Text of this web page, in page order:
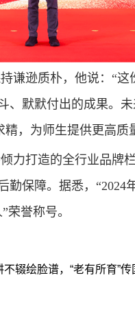
谦逊质朴，他说：“这
、默默付出的成果。
，为师生提供更高
力打造的全行业品牌
保障。据悉，“2024
荣誉称号。
辍绘脸谱，“老有所育”传